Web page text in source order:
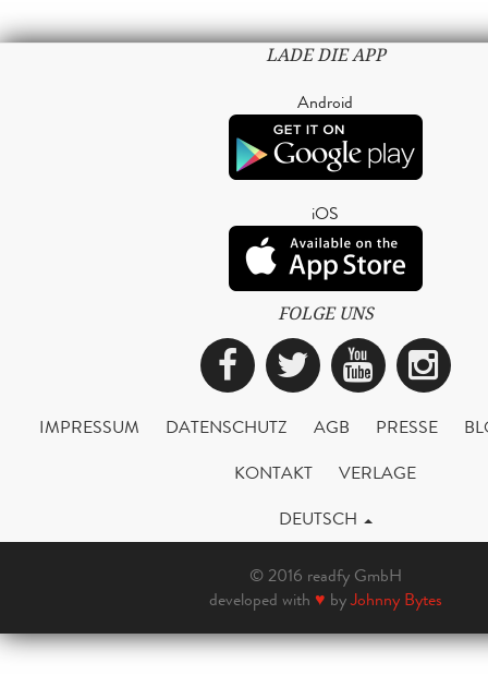
LADE DIE APP
Android
iOS
FOLGE UNS
Facebook
Twitter
IMPRESSUM DATENSCHUTZ AGB PRESSE
KONTAKT
VERLAGE
DEUTSCH
© 2016 readfy GmbH
developed with ♥ byJohnny Bytes